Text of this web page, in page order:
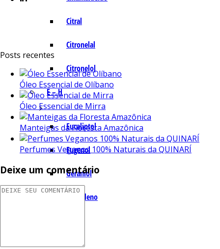
Citral
Citronelal
Citronelol
E – H
Eucaliptol
Eugenol
Geraniol
Humuleno
Posts recentes
Óleo Essencial de Olíbano
Óleo Essencial de Mirra
Manteigas da Floresta Amazônica
Perfumes Veganos 100% Naturais da QUINARÍ
Deixe um comentário